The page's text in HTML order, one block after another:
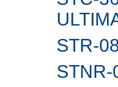
STR-
STNR-